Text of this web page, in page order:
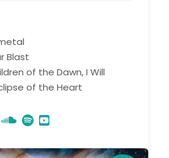
Blast
of the Dawn, I Will
of the Heart